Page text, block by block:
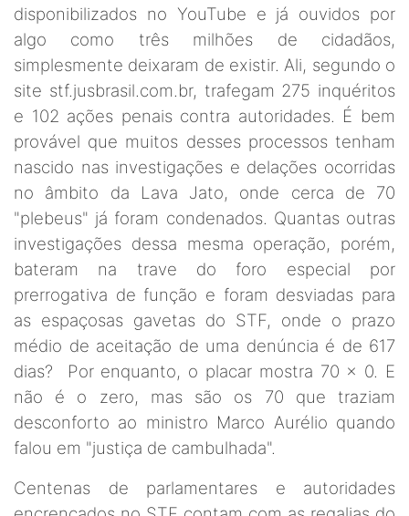
disponibilizados no YouTube e já ouvidos por
algo como três milhões de cidadãos,
simplesmente deixaram de existir. Ali, segundo o
site stf.jusbrasil.com.br, trafegam 275 inquéritos
e 102 ações penais contra autoridades. É bem
provável que muitos desses processos tenham
nascido nas investigações e delações ocorridas
no âmbito da Lava Jato, onde cerca de 70
"plebeus" já foram condenados. Quantas outras
investigações dessa mesma operação, porém,
bateram na trave do foro especial por
prerrogativa de função e foram desviadas para
as espaçosas gavetas do STF, onde o prazo
médio de aceitação de uma denúncia é de 617
dias? Por enquanto, o placar mostra 70 x 0. E
não é o zero, mas são os 70 que traziam
desconforto ao ministro Marco Aurélio quando
falou em "justiça de cambulhada".
Centenas de parlamentares e autoridades